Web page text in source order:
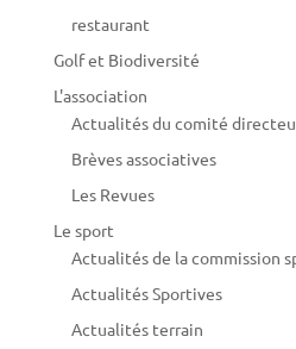
restaurant
Golf et Biodiversité
L'association
Actualités du comité
Brèves associatives
Les Revues
Le sport
Actualités de la commission
Actualités Sportives
Actualités terrain